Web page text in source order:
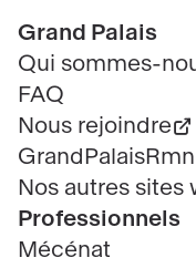
Pied
de
page
Grand Palais
Qui sommes-
FAQ
Nous rejoindre
GrandPalaisRmn
Nos autres sites
Professionnels
Mécénat